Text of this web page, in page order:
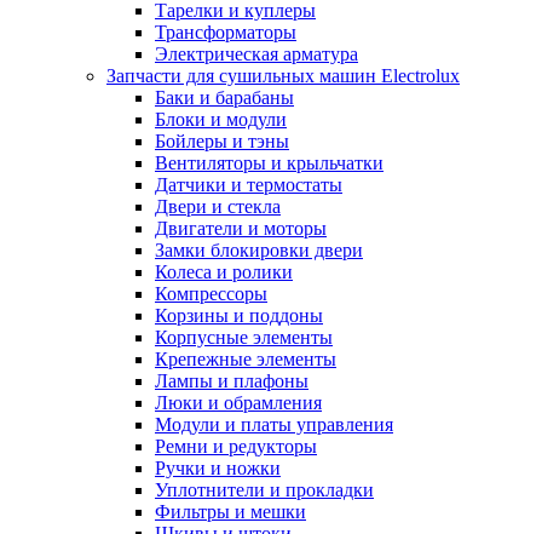
Тарелки и куплеры
Трансформаторы
Электрическая арматура
Запчасти для сушильных машин Electrolux
Баки и барабаны
Блоки и модули
Бойлеры и тэны
Вентиляторы и крыльчатки
Датчики и термостаты
Двери и стекла
Двигатели и моторы
Замки блокировки двери
Колеса и ролики
Компрессоры
Корзины и поддоны
Корпусные элементы
Крепежные элементы
Лампы и плафоны
Люки и обрамления
Модули и платы управления
Ремни и редукторы
Ручки и ножки
Уплотнители и прокладки
Фильтры и мешки